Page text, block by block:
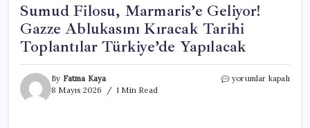
Sumud Filosu, Marmaris’e Geliyor!
Gazze Ablukasını Kıracak Tarihi
Toplantılar Türkiye’de Yapılacak
By Fatma Kaya
8 Mayıs 2026
1 Min Read
Sumud
yorumlar kapalı